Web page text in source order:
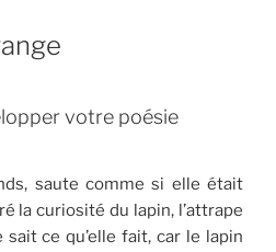
votre poésie
saute comme si elle était
la curiosité du lapin, l’attrape
ce qu’elle fait, car le lapin